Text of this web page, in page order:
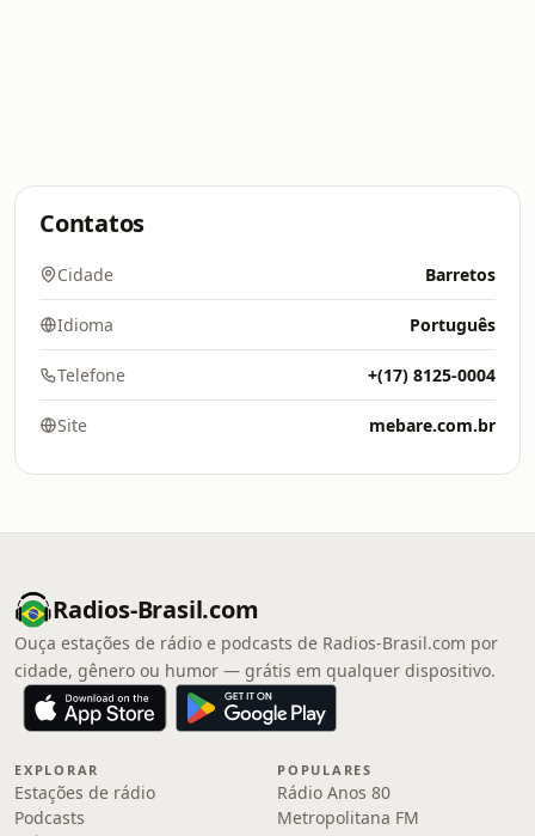
Contatos
Cidade Barretos
Idioma Português
Telefone +(17) 8125-0004
Site mebare.com.br
Radios-Brasil.com
Ouça estações de rádio e podcasts de Radios-Brasil.com por
cidade, gênero ou humor — grátis em qualquer dispositivo.
EXPLORAR
Estações de rádio
Podcasts
POPULARES
Rádio Anos 80
Metropolitana FM